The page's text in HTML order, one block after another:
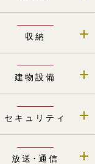
収納
建物設備
セキュリティ
放送･通信